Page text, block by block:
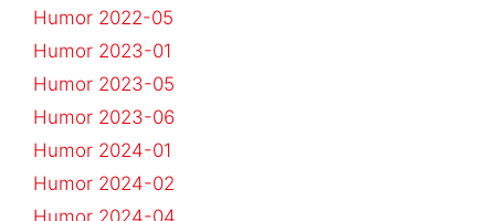
Humor 2022-05
Humor 2023-01
Humor 2023-05
Humor 2023-06
Humor 2024-01
Humor 2024-02